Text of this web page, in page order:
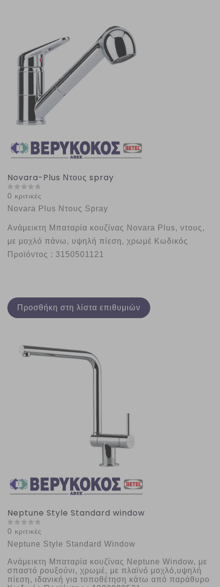
Novara-Plus Ντους spray
0 κριτικές
Novara Plus Ντους Spray
Ανάμεικτη Μπαταρία κουζίνας Novara Plus, ντους,
με μοχλό πάνω, υψηλή πίεση, χρωμέ Κωδικός
Προϊόντος : 3150501121
Προσθήκη στη λίστα επιθυμιών
Neptune Style Standard window
0 κριτικές
Neptune Style Standard Window
Ανάμεικτη Μπαταρία κουζίνας Neptune Window, με
σπαστό ρουξούνι, χρωμέ, με πλαϊνό μοχλό,υψηλή
πίεση, ιδανική για τοποθέτηση κάτω από παράθυρο